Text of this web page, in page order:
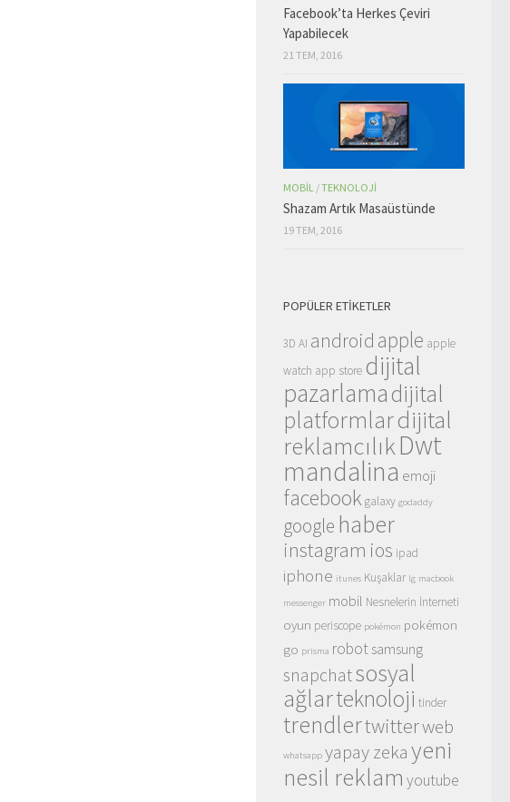
Facebook’ta Herkes Çeviri
Yapabilecek
21 TEM, 2016
MOBIL /TEKNOLOJI
Shazam Artık Masaüstünde
19 TEM, 2016
POPÜLER ETIKETLER
3D AI android apple apple
watch app store dijital
pazarlamadijital
platformlardijital
reklamcılıkDwt
mandalina emoji
facebookgalaxy godaddy
google haber
instagram ios ipad
iphone itunes Kuşaklar lg macbook
messenger mobil Nesnelerin İnterneti
oyun periscope pokémon pokémon
go prisma robot samsung
snapchatsosyal
ağlarteknoloji tinder
trendlertwitterweb
whatsapp yapay zekayeni
nesil reklam youtube